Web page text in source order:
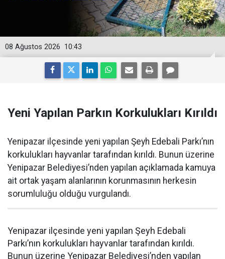
10:43
08 Ağustos 2026
Yeni Yapılan Parkın Korkulukları Kırıldı
Yenipazar ilçesinde yeni yapılan Şeyh Edebali Parkı’nın
korkulukları hayvanlar tarafından kırıldı. Bunun üzerine
Yenipazar Belediyesi’nden yapılan açıklamada kamuya
ait ortak yaşam alanlarının korunmasının herkesin
sorumluluğu olduğu vurgulandı.
Yenipazar ilçesinde yeni yapılan Şeyh Edebali
Parkı’nın korkulukları hayvanlar tarafından kırıldı.
Bunun üzerine Yenipazar Belediyesi’nden yapılan